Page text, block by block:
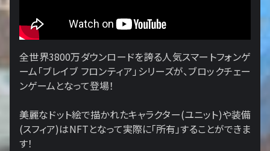
全世界3800万ダウンロードを誇る人気スマートフォンゲ
ーム「ブレイブ フロンティア」シリーズが、ブロックチェー
ンゲームとなって登場！
美麗なドット絵で描かれたキャラクター(ユニット)や装備
(スフィア)はNFTとなって実際に「所有」することができま
す！